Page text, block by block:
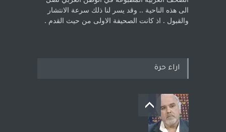
الى هذه الناحية .. وقد يسر لنا ذلك سرعة الانتشار
والقبول . اذ كانت ‏الصحيفة الاولى من حيث القدم . ‏
اراء حرة